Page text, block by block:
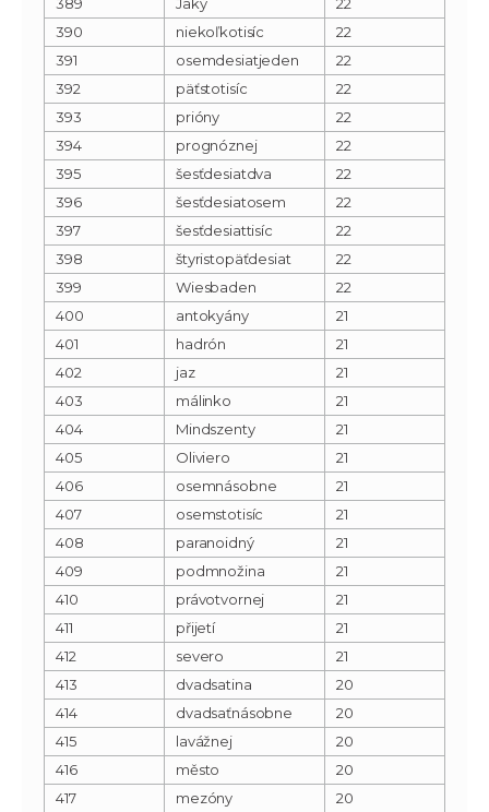
390
niekoľkotisíc
22
391
osemdesiatjeden
22
392
päťstotisíc
22
393
prióny
22
394
prognóznej
22
395
šesťdesiatdva
22
396
šesťdesiatosem
22
397
šesťdesiattisíc
22
398
štyristopäťdesiat
22
399
Wiesbaden
22
400
antokyány
21
401
hadrón
21
402
jaz
21
403
málinko
21
404
Mindszenty
21
405
Oliviero
21
406
osemnásobne
21
407
osemstotisíc
21
408
paranoidný
21
409
podmnožina
21
410
právotvornej
21
411
přijetí
21
412
severo
21
413
dvadsatina
20
414
dvadsaťnásobne
20
415
lavážnej
20
416
město
20
417
mezóny 20